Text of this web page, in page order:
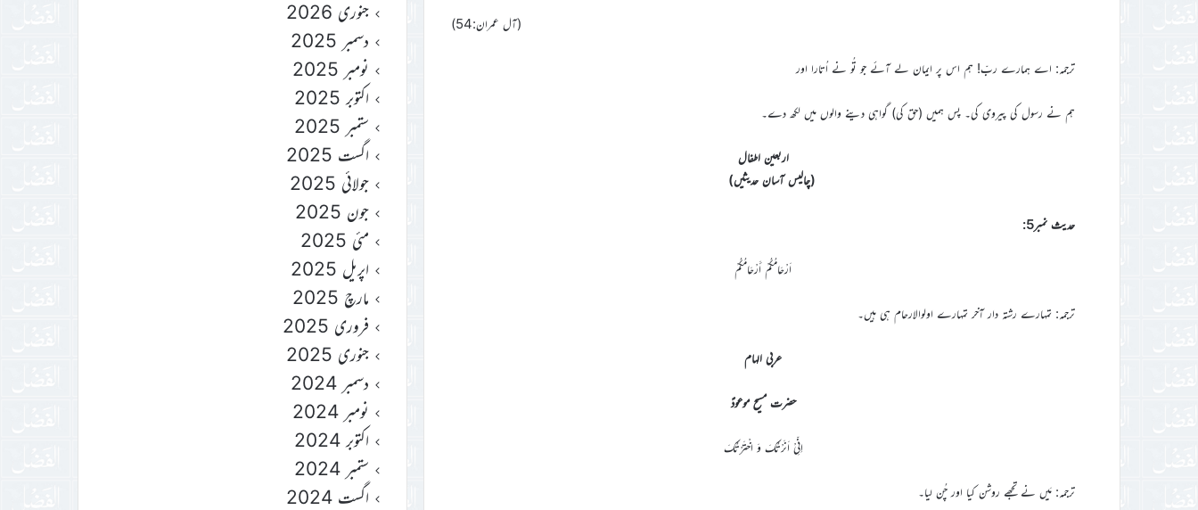
(آل عمران:54)
ترجمہ: اے ہمارے ربّ! ہم اس پر ایمان لے آئے جو تُو نے اُتارا اور
ہم نے رسول کی پیروی کی۔ پس ہمیں (حق کی) گواہی دینے والوں میں لکھ دے۔
اربعین اطفال
(چالیس آسان حدیثیں)
حدیث نمبر5:
اَرْحَامُكُمْ أَرْحَامُكُمْ
ترجمہ: تمہارے رشتہ دار آخر تمہارے اولوالارحام ہی ہیں۔
عربی الہام
حضرت مسیح موعودؑ
اِنِّیْ اَنَـرْتُکَ وَ اخْتَرْتُکَ
ترجمہ: مَیں نے تجھے روشن کیا اور چُن لیا۔
جنوری 2026
دسمبر 2025
نومبر 2025
اکتوبر 2025
ستمبر 2025
اگست 2025
جولائی 2025
جون 2025
مئی 2025
اپریل 2025
مارچ 2025
فروری 2025
جنوری 2025
دسمبر 2024
نومبر 2024
اکتوبر 2024
ستمبر 2024
اگست 2024